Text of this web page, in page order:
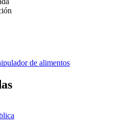
de alimentos